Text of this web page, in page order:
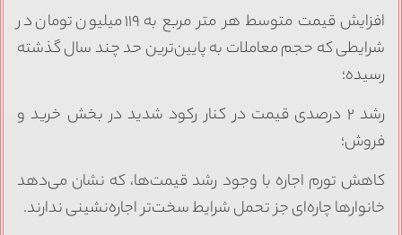
افزایش قیمت متوسط هر متر مربع به ۱۱۹ میلیون تومان در
شرایطی که حجم معاملات به پایین‌ترین حد چند سال گذشته
رسیده؛
رشد ۲ درصدی قیمت در کنار رکود شدید در بخش خرید و
فروش؛
کاهش تورم اجاره با وجود رشد قیمت‌ها، که نشان می‌دهد
خانوارها چاره‌ای جز تحمل شرایط سخت‌تر اجاره‌نشینی ندارند.